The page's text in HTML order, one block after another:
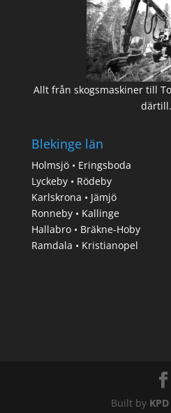
Allt från skogsmaskiner till
därtill.
Blekinge län
Holmsjö • Eringsboda
Lyckeby • Rödeby
Karlskrona • Jämjö
Ronneby • Kallinge
Hallabro • Bräkne-Hoby
Ramdala • Kristianopel
Built by